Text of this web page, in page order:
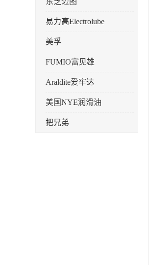
易力高Electrolube
美孚
FUMIO富见雄
Araldite爱牢达
美国NYE润滑油
把兄弟